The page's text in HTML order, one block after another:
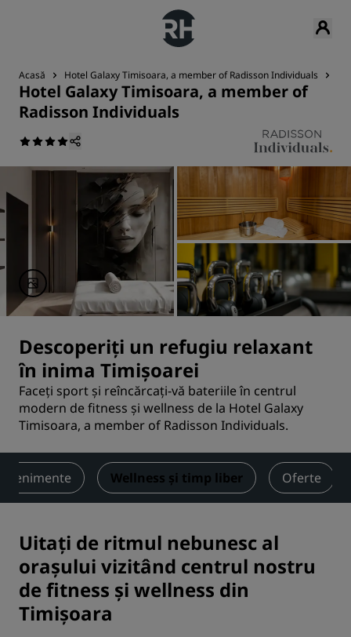
Acasă Hotel Galaxy Timisoara, a member of Radisson Individuals
Hotel Galaxy Timisoara, a member of
Radisson Individuals
Descoperiți un refugiu relaxant
în inima Timișoarei
Faceți sport și reîncărcați-vă bateriile în centrul
modern de fitness și wellness de la Hotel Galaxy
Timisoara, a member of Radisson Individuals.
Wellness și timp liber Oferte
Uitați de ritmul nebunesc al
orașului vizitând centrul nostru
de fitness și wellness din
Timișoara